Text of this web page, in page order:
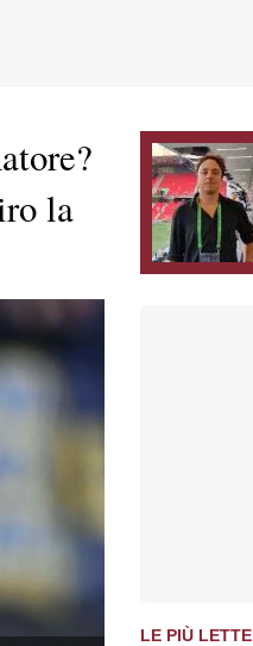
la
LE PIÙ LETTE